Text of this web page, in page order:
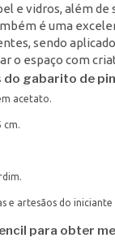
e vidros, além de
é uma
sendo
o espaço com
do gabarito de
acetato.
cm.
e artesãos do
para obter